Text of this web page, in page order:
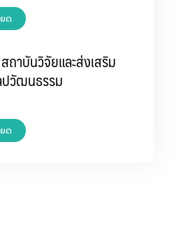
ยด
ถาบันวิจัยและส่งเสริม
วัฒนธรรม
ยด